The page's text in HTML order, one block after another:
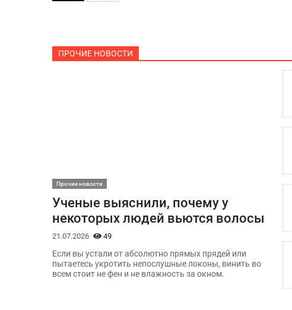
ПРОЧИЕ НОВОСТИ
Прочие новости
Ученые выяснили, почему у
некоторых людей вьются волосы
21.07.2026 49
Если вы устали от абсолютно прямых прядей или
пытаетесь укротить непослушные локоны, винить во
всем стоит не фен и не влажность за окном.